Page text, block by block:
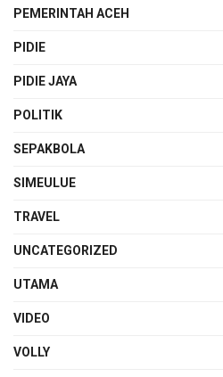
PEMERINTAH ACEH
PIDIE
PIDIE JAYA
POLITIK
SEPAKBOLA
SIMEULUE
TRAVEL
UNCATEGORIZED
UTAMA
VIDEO
VOLLY